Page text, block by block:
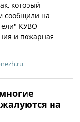
который
сообщили на
КУВО
и пожарная
на